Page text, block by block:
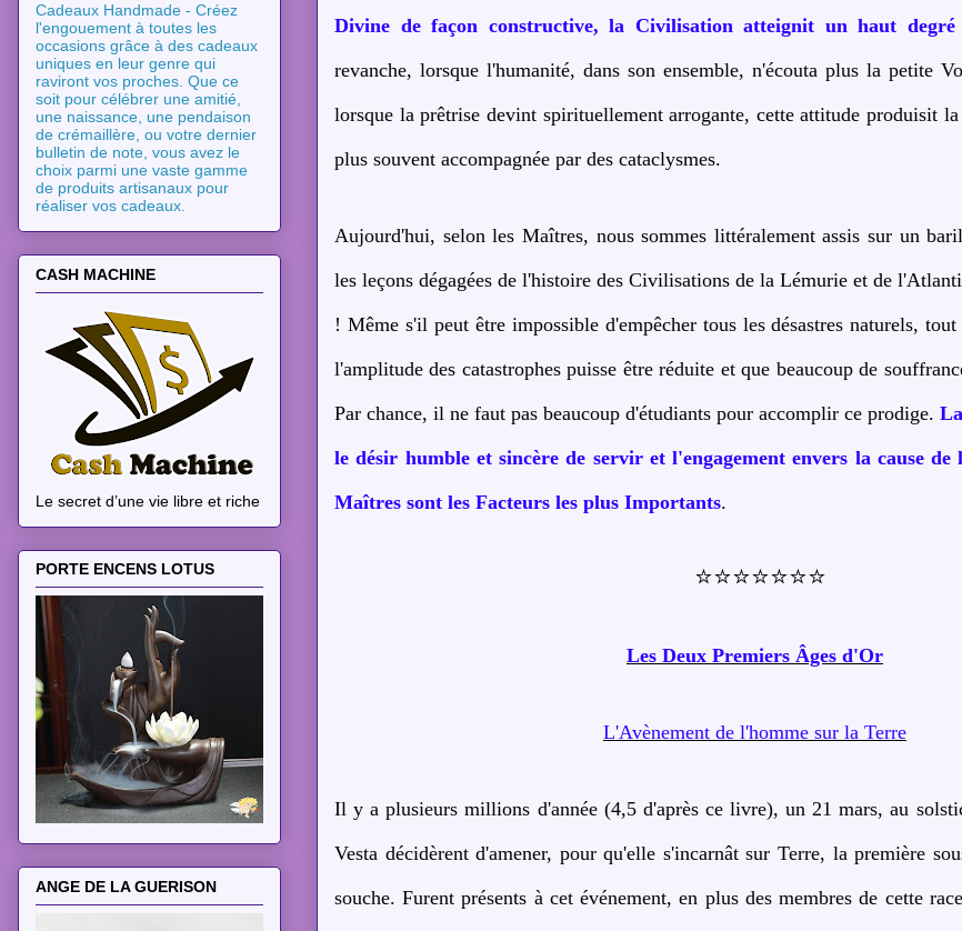
Divine de façon constructive, la Civilisation atteignit un haut degré
revanche, lorsque l'humanité, dans son ensemble, n'écouta plus la petite
lorsque la prêtrise devint spirituellement arrogante, cette attitude produisit
plus souvent accompagnée par des cataclysmes.
Aujourd'hui, selon les Maîtres, nous sommes littéralement assis sur un
les leçons dégagées de l'histoire des Civilisations de la Lémurie et de
! Même s'il peut être impossible d'empêcher tous les désastres naturels,
l'amplitude des catastrophes puisse être réduite et que beaucoup de
Par chance, il ne faut pas beaucoup d'étudiants pour accomplir ce prodige.
le désir humble et sincère de servir et l'engagement envers la cause
Maîtres sont les Facteurs les plus Importants.
⭐⭐⭐⭐⭐⭐⭐
Les Deux Premiers Âges d'Or
L'Avènement de l'homme sur la Terre
Il y a plusieurs millions d'année (4,5 d'après ce livre), un 21 mars, au
Vesta décidèrent d'amener, pour qu'elle s'incarnât sur Terre, la première
souche. Furent présents à cet événement, en plus des membres de cette
Cadeaux Handmade - Créez
l'engouement à toutes les
occasions grâce à des cadeaux
uniques en leur genre qui
raviront vos proches. Que ce
soit pour célébrer une amitié,
une naissance, une pendaison
de crémaillère, ou votre dernier
bulletin de note, vous avez le
choix parmi une vaste gamme
de produits artisanaux pour
réaliser vos cadeaux.
CASH MACHINE
Le secret d’une vie libre et riche
PORTE ENCENS LOTUS
ANGE DE LA GUERISON